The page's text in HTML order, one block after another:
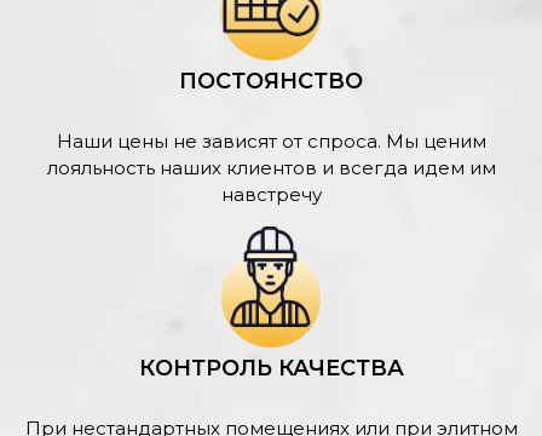
ПОСТОЯНСТВО
Наши цены не зависят от спроса. Мы ценим
лояльность наших клиентов и всегда идем им
навстречу
КОНТРОЛЬ КАЧЕСТВА
При нестандартных помещениях или при элитном